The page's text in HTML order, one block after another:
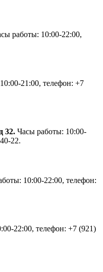
работы: 10:00-22:00,
21:00, телефон: +7
32. Часы работы: 10:00-
22.
10:00-22:00, телефон:
22:00, телефон: +7 (921)